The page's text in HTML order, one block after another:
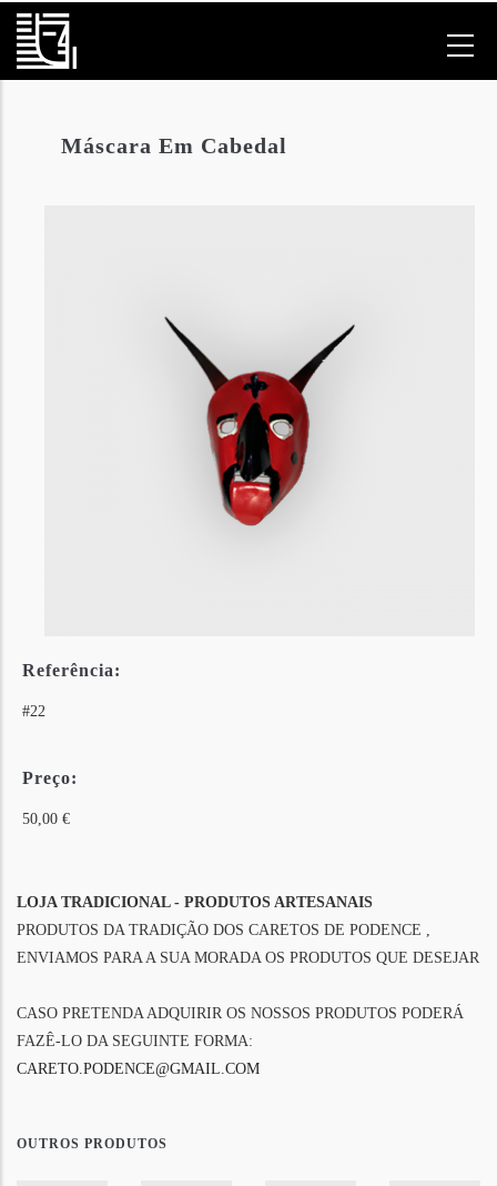
Passar
para
Máscara Em Cabedal
Referência:
#22
Preço:
50,00 €
LOJA TRADICIONAL - PRODUTOS ARTESANAIS
PRODUTOS DA TRADIÇÃO DOS CARETOS DE PODENCE ,
ENVIAMOS PARA A SUA MORADA OS PRODUTOS QUE DESEJAR
CASO PRETENDA ADQUIRIR OS NOSSOS PRODUTOS PODERÁ
FAZÊ-LO DA SEGUINTE FORMA:
CARETO.PODENCE@GMAIL.COM
OUTROS PRODUTOS